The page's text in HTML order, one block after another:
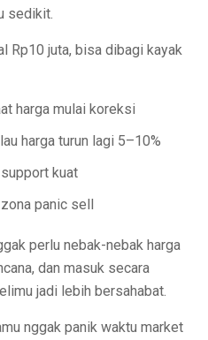
sedikit.
Rp10 juta, bisa dibagi kayak
harga mulai koreksi
harga turun lagi 5–10%
kuat
panic sell
perlu nebak-nebak harga
dan masuk secara
jadi lebih bersahabat.
nggak panik waktu market